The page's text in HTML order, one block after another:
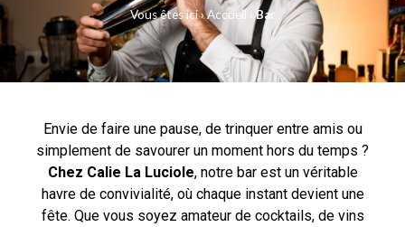
Vous êtes ici ›Accueil › Bar
Envie de faire une pause, de trinquer entre amis ou
simplement de savourer un moment hors du temps ?
Chez Calie La Luciole, notre bar est un véritable
havre de convivialité, où chaque instant devient une
fête. Que vous soyez amateur de cocktails, de vins